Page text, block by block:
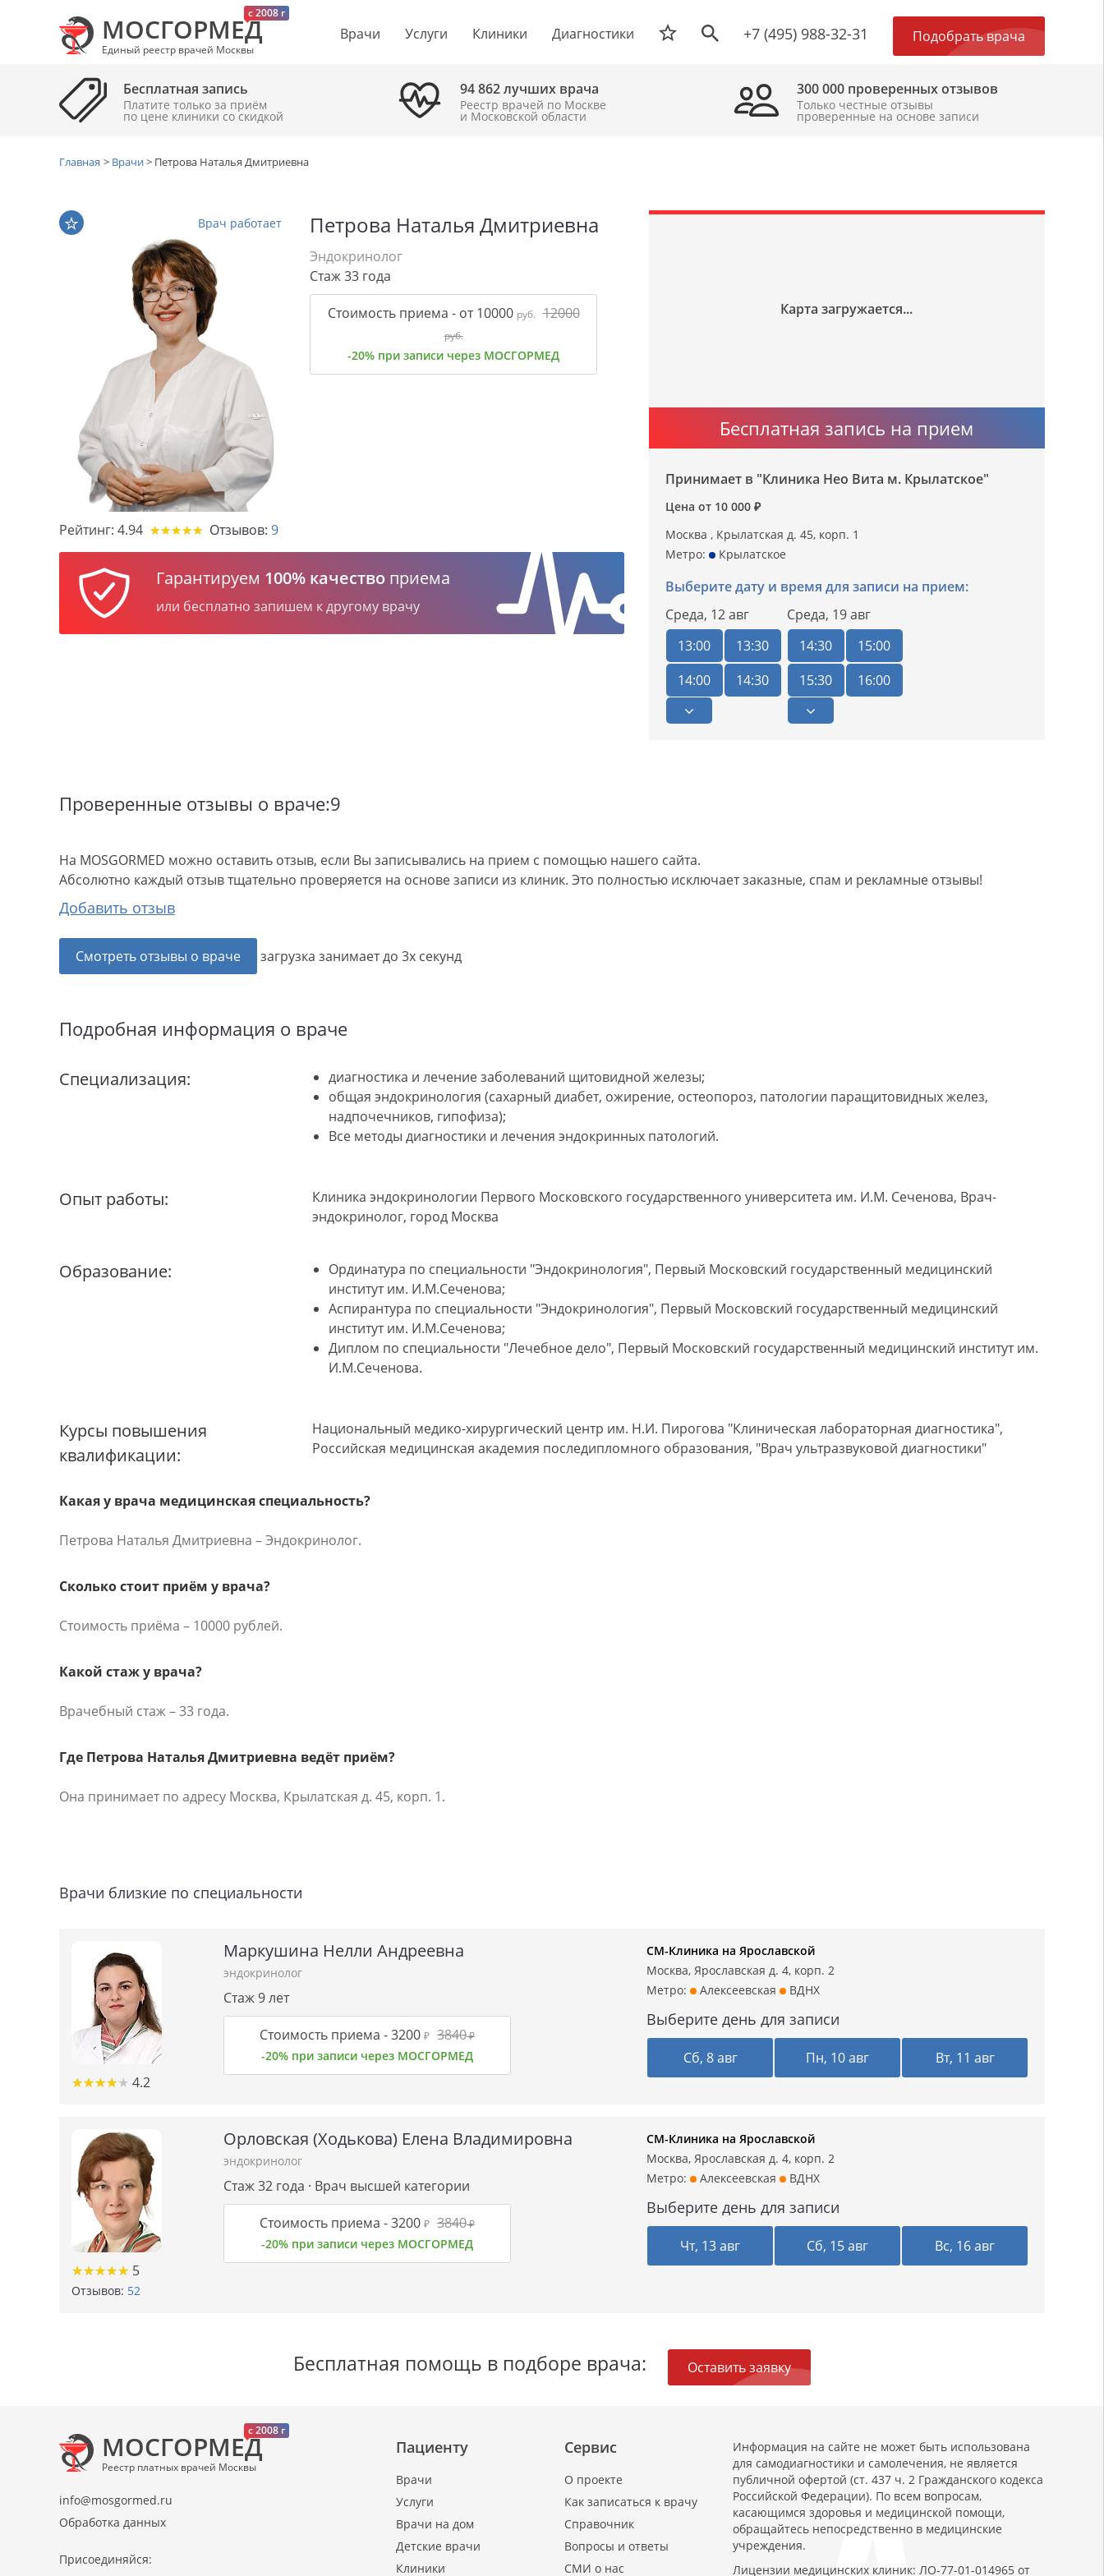
c 2008 г
МОСГОРМЕД
Единый реестр врачей Москвы
Врачи Услуги Клиники Диагностики +7 (495) 988-32-31 Подобрать врача
Бесплатная запись
Платите только за приём
по цене клиники cо скидкой
94 862 лучших врача
Реестр врачей по Москве
и Московской области
300 000 проверенных отзывов
Только честные отзывы
проверенные на основе записи
Главная > Врачи> Петрова Наталья Дмитриевна
Врач работает
Рейтинг: 4.94 ★★★★★
★★★★★ Отзывов: 9
Петрова Наталья Дмитриевна
Эндокринолог
Стаж 33 года
Стоимость приема - от 10000 руб. 12000
руб.
-20% при записи через МОСГОРМЕД
Гарантируем 100% качествоприема
или бесплатно запишем к другому врачу
Бесплатная запись на прием
Принимает в "Клиника Нео Вита м. Крылатское"
Цена от 10 000 ₽
Москва , Крылатская д. 45, корп. 1
Метро:
Крылатское
Выберите дату и время для записи на прием:
Среда, 12 авг
13:00
13:30
14:00
14:30
Среда, 19 авг
14:30
15:00
15:30
16:00
Проверенные отзывы о враче:9
На MOSGORMED можно оставить отзыв, если Вы записывались на прием с помощью нашего сайта.
Абсолютно каждый отзыв тщательно проверяется на основе записи из клиник. Это полностью исключает заказные, спам и рекламные отзывы!
Добавить отзыв
Смотреть отзывы о враче загрузка занимает до 3х секунд
Подробная информация о враче
Специализация:
диагностика и лечение заболеваний щитовидной железы;
общая эндокринология (сахарный диабет, ожирение, остеопороз, патологии паращитовидных желез,
надпочечников, гипофиза);
Все методы диагностики и лечения эндокринных патологий.
Опыт работы:
Клиника эндокринологии Первого Московского государственного университета им. И.М. Сеченова, Врач-
эндокринолог, город Москва
Образование:
Ординатура по специальности "Эндокринология", Первый Московский государственный медицинский
институт им. И.М.Сеченова;
Аспирантура по специальности "Эндокринология", Первый Московский государственный медицинский
институт им. И.М.Сеченова;
Диплом по специальности "Лечебное дело", Первый Московский государственный медицинский институт им.
И.М.Сеченова.
Курсы повышения
квалификации:
Национальный медико-хирургический центр им. Н.И. Пирогова "Клиническая лабораторная диагностика",
Российская медицинская академия последипломного образования, "Врач ультразвуковой диагностики"
Какая у врача медицинская специальность?
Петрова Наталья Дмитриевна – Эндокринолог.
Сколько стоит приём у врача?
Стоимость приёма – 10000 рублей.
Какой стаж у врача?
Врачебный стаж – 33 года.
Где Петрова Наталья Дмитриевна ведёт приём?
Она принимает по адресу Москва, Крылатская д. 45, корп. 1.
Врачи близкие по специальности
★★★★★
★★★★★ 4.2
Маркушина Нелли Андреевна
эндокринолог
Стаж 9 лет
Стоимость приема -3200 ₽ 3840₽
-20% при записи через МОСГОРМЕД
СМ-Клиника на Ярославской
Москва, Ярославская д. 4, корп. 2
Метро:
Алексеевская ВДНХ
Выберите день для записи
Сб, 8 авг Пн, 10 авг Вт, 11 авг
★★★★★
★★★★★ 5
Отзывов: 52
Орловская (Ходькова) Елена Владимировна
эндокринолог
Стаж 32 года · Врач высшей категории
Стоимость приема -3200 ₽ 3840₽
-20% при записи через МОСГОРМЕД
СМ-Клиника на Ярославской
Москва, Ярославская д. 4, корп. 2
Метро:
Алексеевская ВДНХ
Выберите день для записи
Чт, 13 авг Сб, 15 авг Вс, 16 авг
Бесплатная помощь в подборе врача: Оставить заявку
c 2008 г
МОСГОРМЕД
Реестр платных врачей Москвы
info@mosgormed.ru
Обработка данных
Присоединяйся:
Пациенту
Врачи
Услуги
Врачи на дом
Детские врачи
Клиники
Сервис
О проекте
Как записаться к врачу
Справочник
Вопросы и ответы
СМИ о нас
Информация на сайте не может быть использована
для самодиагностики и самолечения, не является
публичной офертой (ст. 437 ч. 2 Гражданского кодекса
Российской Федерации). По всем вопросам,
касающимся здоровья и медицинской помощи,
обращайтесь непосредственно в медицинские
учреждения.
Лицензии медицинских клиник: ЛО-77-01-014965 от